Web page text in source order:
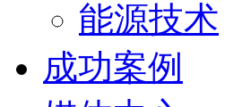
能源技术
成功案例